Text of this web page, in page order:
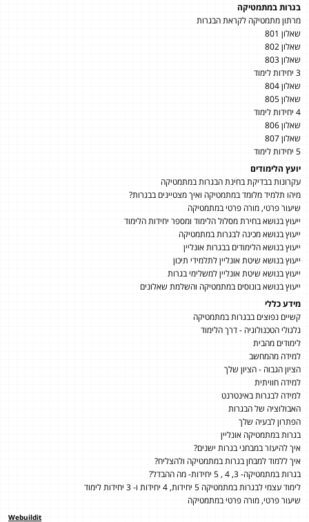
בגרות במתמטיקה
מרתון מתמטיקה לקראת הבגרות
שאלון 801
שאלון 802
שאלון 803
3 יחידות לימוד
שאלון 804
שאלון 805
4 יחידות לימוד
שאלון 806
שאלון 807
5 יחידות לימוד
יועץ הלימודים
עקרונות בבדיקת בחינת הבגרות במתמטיקה
מיהו תלמיד מלומד במתמטיקה ואיך מצטיינים בבגרות?
שיעור פרטי, מורה פרטי במתמטיקה
ייעוץ בנושא בחירת מסלול הלימוד ומספר יחידות הלימוד
ייעוץ בנושא מכינה לבגרות במתמטיקה
ייעוץ בנושא הלימודים בבגרות אונליין
ייעוץ בנושא שיטת אונליין לתלמידי תיכון
ייעוץ בנושא שיטת אונליין למשלימי בגרות
ייעוץ בנושא בונוסים במתמטיקה והשלמת שאלונים
מידע כללי
קשיים נפוצים בבגרות במתמטיקה
גלגולי הטכנולוגיה - דרך הלימוד
לימודים מהבית
למידה מהמחשב
הציון הגבוה - הציון שלך
למידה חוויתית
למידה לבגרות באינטרנט
האבולוציה של הבגרות
הפתרון לבעיה שלך
בגרות במתמטיקה אונליין
איך להיעזר במבחני בגרות ישנים?
איך ללמוד למבחן בגרות במתמטיקה ולהצליח?
בגרות במתמטיקה- 3, 4 , 5 יחידות- מה ההבדל?
לימוד עצמי לבגרות במתמטיקה 5 יחידות, 4 יחידות ו- 3 יחידות לימוד
שיעור פרטי, מורה פרטי במתמטיקה
Webuildit